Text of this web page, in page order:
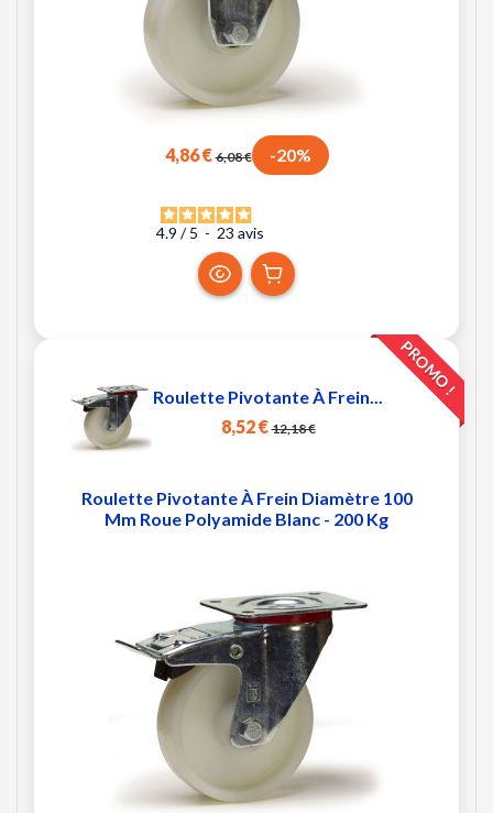
4,86 €6,08 € -20%
4.9 / 5 - 23 avis
Roulette Pivotante À Frein...
8,52 €12,18 €
Roulette Pivotante À Frein Diamètre 100
Mm Roue Polyamide Blanc - 200 Kg
PROMO !